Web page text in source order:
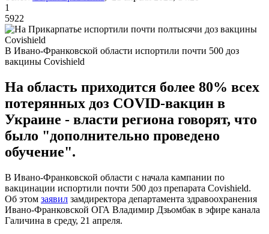
1
5922
В Ивано-Франковской области испортили почти 500 доз
вакцины Covishield
На область приходится более 80% всех
потерянных доз COVID-вакцин в
Украине - власти региона говорят, что
было "дополнительно проведено
обучение".
В Ивано-Франковской области с начала кампании по
вакцинации испортили почти 500 доз препарата Covishield.
Об этом заявил замдиректора департамента здравоохранения
Ивано-Франковской ОГА Владимир Дзьомбак в эфире канала
Галичина в среду, 21 апреля.